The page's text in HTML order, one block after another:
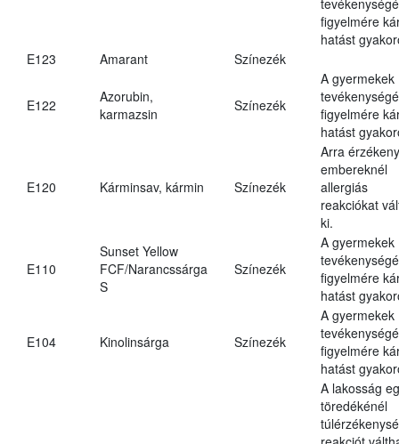
figyelmére
hatást
E123
Amarant Színezék
E122
Azorubin,
karmazsin
Színezék
A gyermekek
figyelmére
hatást
E120 Kárminsav, kármin Színezék
Arra érzékeny
embereknél
allergiás
reakciókat
ki.
E110
Sunset Yellow
FCF/Narancssárga
S
Színezék
A gyermekek
figyelmére
hatást
E104 Kinolinsárga Színezék
A gyermekek
figyelmére
hatást
A lakosság
töredékénél